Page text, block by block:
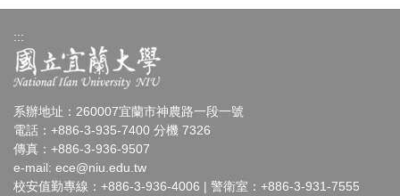
:::
系辦地址：260007宜蘭市神農路一段一號
電話：+886-3-935-7400 分機 7326
傳真：+886-3-936-9507
e-mail: ece@niu.edu.tw
校安值勤專線：+886-3-936-4006 | 警衛室：+886-3-931-7555